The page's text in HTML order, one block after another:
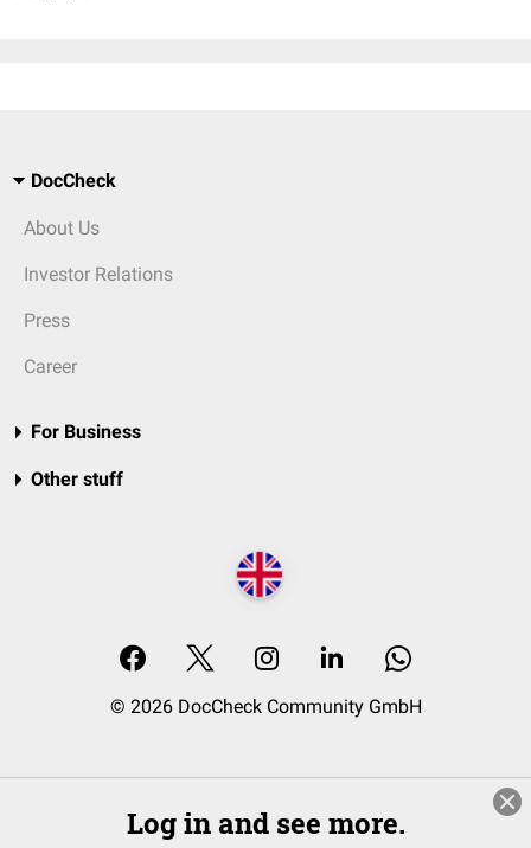
DocCheck
About Us
Investor Relations
Press
Career
For Business
Other stuff
© 2026 DocCheck Community GmbH
Log in and see more.